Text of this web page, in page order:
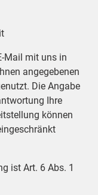
Mail mit uns in
angegebenen
Die Angabe
Ihre
können
ist Art. 6 Abs. 1